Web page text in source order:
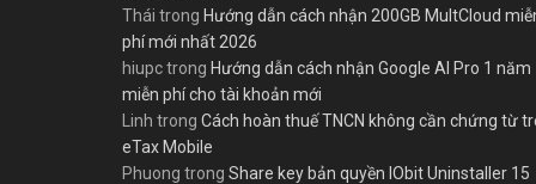
Thái trong Hướng dẫn cách nhận 200GB MultCloud
phí mới nhất 2026
hiupctrong Hướng dẫn cách nhận Google AI Pro 1 năm
miễn phí cho tài khoản mới
Linh trong Cách hoàn thuế TNCN không cần chứng từ
eTax Mobile
Phuong trong Share key bản quyền IObit Uninstaller 15